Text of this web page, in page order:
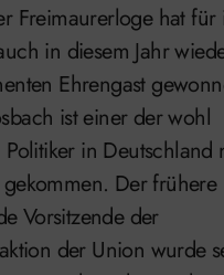
in diesem Jahr
Ehrengast
ist einer der wohl
Politiker in Deutschland
Der frühere
Vorsitzende der
der Union wurde